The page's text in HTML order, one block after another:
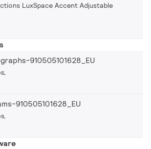
LuxSpace Accent Adjustable
910505101628_EU
910505101628_EU